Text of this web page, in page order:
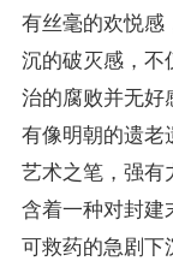
有丝毫的欢悦感
沉的破灭感，不
治的腐败并无好
有像明朝的遗老
艺术之笔，强有
含着一种对封建
可救药的急剧下